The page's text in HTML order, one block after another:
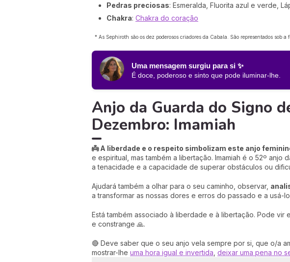
Pedras preciosas: Esmeralda, Fluorita azul e verde,
Chakra: Chakra do coração
* As Sephiroth são os dez poderosos criadores da Cabala. São representados
Uma mensagem surgiu para si ✨
É doce, poderoso e sinto que pode iluminar-lhe
Anjo da Guarda do Signo
Dezembro: Imamiah
👼 A liberdade e o respeito simbolizam este anjo
e espiritual, mas também a libertação. Imamiah é o 52º
a tenacidade e a capacidade de superar obstáculos ou
Ajudará também a olhar para o seu caminho, observar,
a transformar as nossas dores e erros do passado e a usá-
Está também associado à liberdade e à libertação. Pode
e constrange 🙏.
🔴 Deve saber que o seu anjo vela sempre por si, que o/a
mostrar-lhe uma hora igual e invertida, deixar uma pena no